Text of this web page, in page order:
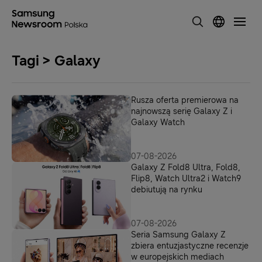
Tagi > Galaxy
Rusza oferta premierowa na
najnowszą serię Galaxy Z i
Galaxy Watch
07-08-2026
Galaxy Z Fold8 Ultra, Fold8,
Flip8, Watch Ultra2 i Watch9
debiutują na rynku
07-08-2026
Seria Samsung Galaxy Z
zbiera entuzjastyczne recenzje
w europejskich mediach